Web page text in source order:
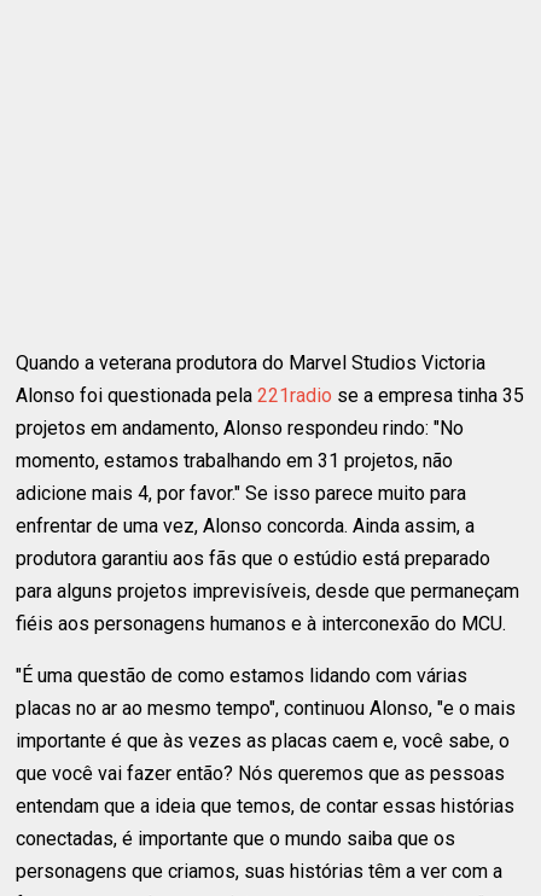
Quando a veterana produtora do Marvel Studios Victoria
Alonso foi questionada pela221radio se a empresa tinha 35
projetos em andamento, Alonso respondeu rindo: "No
momento, estamos trabalhando em 31 projetos, não
adicione mais 4, por favor." Se isso parece muito para
enfrentar de uma vez, Alonso concorda. Ainda assim, a
produtora garantiu aos fãs que o estúdio está preparado
para alguns projetos imprevisíveis, desde que permaneçam
fiéis aos personagens humanos e à interconexão do MCU.
"É uma questão de como estamos lidando com várias
placas no ar ao mesmo tempo", continuou Alonso, "e o mais
importante é que às vezes as placas caem e, você sabe, o
que você vai fazer então? Nós queremos que as pessoas
entendam que a ideia que temos, de contar essas histórias
conectadas, é importante que o mundo saiba que os
personagens que criamos, suas histórias têm a ver com a